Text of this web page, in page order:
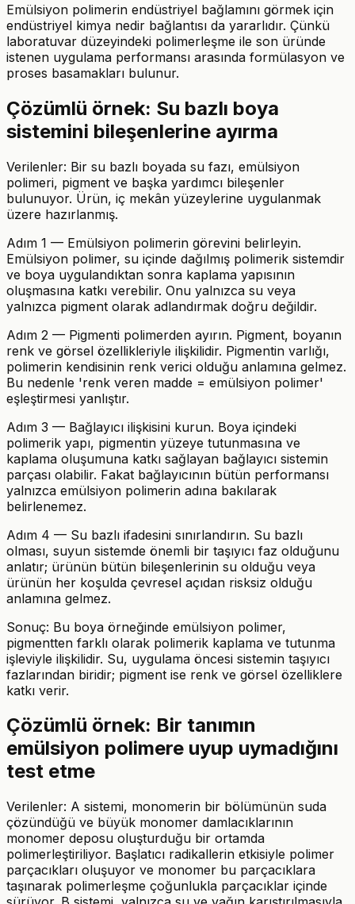
Emülsiyon polimerin endüstriyel bağlamını görmek için
endüstriyel kimya nedir bağlantısı da yararlıdır. Çünkü
laboratuvar düzeyindeki polimerleşme ile son üründe
istenen uygulama performansı arasında formülasyon ve
proses basamakları bulunur.
Çözümlü örnek: Su bazlı boya
sistemini bileşenlerine ayırma
Verilenler: Bir su bazlı boyada su fazı, emülsiyon
polimeri, pigment ve başka yardımcı bileşenler
bulunuyor. Ürün, iç mekân yüzeylerine uygulanmak
üzere hazırlanmış.
Adım 1 — Emülsiyon polimerin görevini belirleyin.
Emülsiyon polimer, su içinde dağılmış polimerik sistemdir
ve boya uygulandıktan sonra kaplama yapısının
oluşmasına katkı verebilir. Onu yalnızca su veya
yalnızca pigment olarak adlandırmak doğru değildir.
Adım 2 — Pigmenti polimerden ayırın. Pigment, boyanın
renk ve görsel özellikleriyle ilişkilidir. Pigmentin varlığı,
polimerin kendisinin renk verici olduğu anlamına gelmez.
Bu nedenle 'renk veren madde = emülsiyon polimer'
eşleştirmesi yanlıştır.
Adım 3 — Bağlayıcı ilişkisini kurun. Boya içindeki
polimerik yapı, pigmentin yüzeye tutunmasına ve
kaplama oluşumuna katkı sağlayan bağlayıcı sistemin
parçası olabilir. Fakat bağlayıcının bütün performansı
yalnızca emülsiyon polimerin adına bakılarak
belirlenemez.
Adım 4 — Su bazlı ifadesini sınırlandırın. Su bazlı
olması, suyun sistemde önemli bir taşıyıcı faz olduğunu
anlatır; ürünün bütün bileşenlerinin su olduğu veya
ürünün her koşulda çevresel açıdan risksiz olduğu
anlamına gelmez.
Sonuç: Bu boya örneğinde emülsiyon polimer,
pigmentten farklı olarak polimerik kaplama ve tutunma
işleviyle ilişkilidir. Su, uygulama öncesi sistemin taşıyıcı
fazlarından biridir; pigment ise renk ve görsel özelliklere
katkı verir.
Çözümlü örnek: Bir tanımın
emülsiyon polimere uyup uymadığını
test etme
Verilenler: A sistemi, monomerin bir bölümünün suda
çözündüğü ve büyük monomer damlacıklarının
monomer deposu oluşturduğu bir ortamda
polimerleştiriliyor. Başlatıcı radikallerin etkisiyle polimer
parçacıkları oluşuyor ve monomer bu parçacıklara
taşınarak polimerleşme çoğunlukla parçacıklar içinde